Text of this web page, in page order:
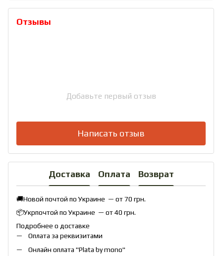
Отзывы
Добавьте первый отзыв
Написать отзыв
Доставка Оплата Возврат
🚚Новой почтой по Украине — от 70 грн.
📦Укрпочтой по Украине — от 40 грн.
Подробнее о доставке
Оплата за реквизитами
Онлайн оплата "Plata by mono"